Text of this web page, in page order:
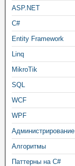
ASP.NET
C#
Entity Framework
Linq
MikroTik
SQL
WCF
WPF
Администрирование
Алгоритмы
Паттерны на C#